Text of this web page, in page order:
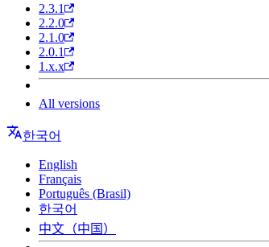
2.3.1
2.2.0
2.1.0
2.0.1
1.x.x
All versions
한국어
English
Français
Português (Brasil)
한국어
中文（中国）